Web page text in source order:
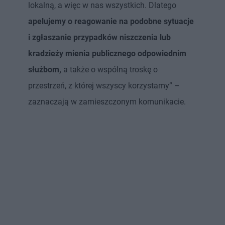
lokalną, a więc w nas wszystkich. Dlatego
apelujemy o reagowanie na podobne sytuacje
i zgłaszanie przypadków niszczenia lub
kradzieży mienia publicznego odpowiednim
służbom, a także o wspólną troskę o
przestrzeń, z której wszyscy korzystamy” –
zaznaczają w zamieszczonym komunikacie.